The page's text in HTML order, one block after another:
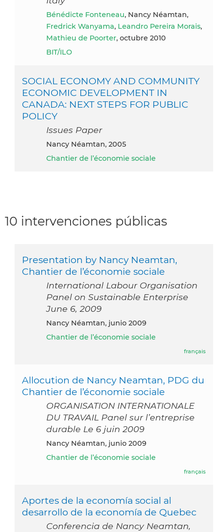
Bénédicte Fonteneau, Nancy Néamtan,
Fredrick Wanyama, Leandro Pereira Morais,
Mathieu de Poorter, octubre 2010
BIT/ILO
SOCIAL ECONOMY AND COMMUNITY
ECONOMIC DEVELOPMENT IN
CANADA: NEXT STEPS FOR PUBLIC
POLICY
Issues Paper
Nancy Néamtan, 2005
Chantier de l’économie sociale
10 intervenciones públicas
Presentation by Nancy Neamtan,
Chantier de l’économie sociale
International Labour Organisation
Panel on Sustainable Enterprise
June 6, 2009
Nancy Néamtan, junio 2009
Chantier de l’économie sociale
français
Allocution de Nancy Neamtan, PDG du
Chantier de l’économie sociale
ORGANISATION INTERNATIONALE
DU TRAVAIL Panel sur l’entreprise
durable Le 6 juin 2009
Nancy Néamtan, junio 2009
Chantier de l’économie sociale
français
Aportes de la economía social al
desarrollo de la economía de Quebec
Conferencia de Nancy Neamtan,